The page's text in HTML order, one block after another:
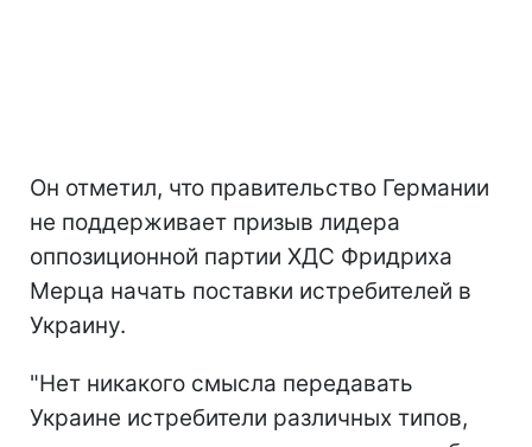
Он отметил, что правительство Германии
не поддерживает призыв лидера
оппозиционной партии ХДС Фридриха
Мерца начать поставки истребителей в
Украину.
"Нет никакого смысла передавать
Украине истребители различных типов,